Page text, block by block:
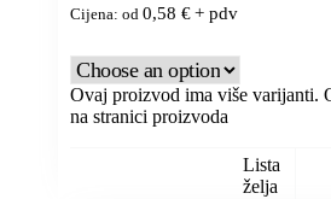
Cijena: od 0,58 €+ pdv
Ovaj proizvod ima više varijanti.
na stranici proizvoda
Lista
želja